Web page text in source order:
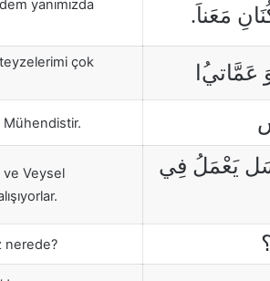
yanımızda
مَعَناَ.
teyzelerimi çok
عَمَّاتي
Mühendistir.
ve Veysel
يَعْمَلُ فِي
nerede?